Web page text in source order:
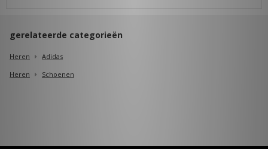
gerelateerde categorieën
Heren
Adidas
Heren
Schoenen